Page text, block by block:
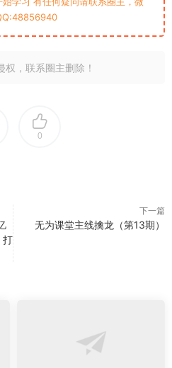
，联系圈主删除！
0
打
下一篇
无为课堂主线擒龙（第13期）